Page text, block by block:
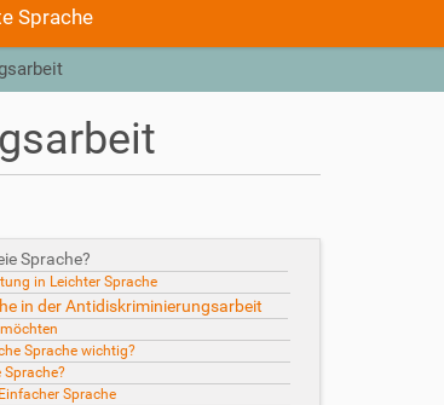
Sprache
Sprache?
in Leichter Sprache
in der Antidiskriminierungsarbeit
Sprache wichtig?
Sprache?
Sprache